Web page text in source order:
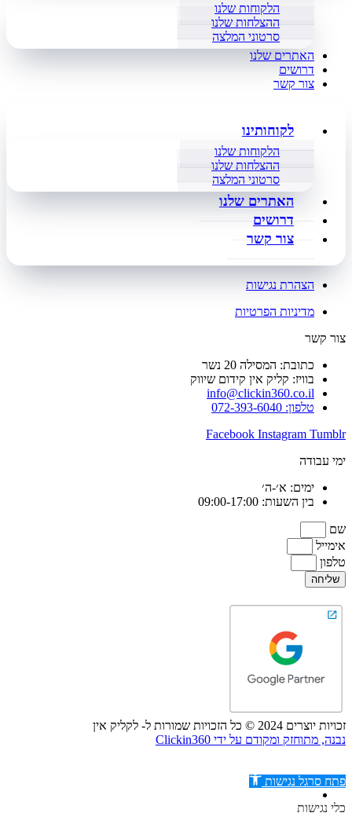
הלקוחות שלנו
ההצלחות שלנו
סרטוני המלצה
האתרים שלנו
דרושים
צור קשר
לקוחותינו
הלקוחות שלנו
ההצלחות שלנו
סרטוני המלצה
האתרים שלנו
דרושים
צור קשר
הצהרת נגישות
מדיניות הפרטיות
צור קשר
כתובת: המסילה 20 נשר
בוויז: קליק אין קידום שיווק
info@clickin360.co.il
טלפון: 072-393-6040
Facebook Instagram Tumblr
ימי עבודה
ימים: א׳-ה׳
בין השעות: 09:00-17:00
שם
אימייל
טלפון
שליחה
זכויות יוצרים 2024 © כל הזכויות שמורות ל- לקליק אין
נבנה, מתוחזק ומקודם על ידי Clickin360
פתח סרגל נגישות
כלי נגישות